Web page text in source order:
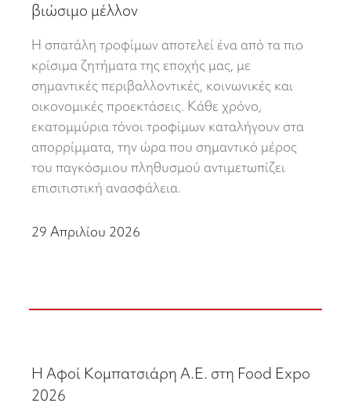
βιώσιμο μέλλον
Η σπατάλη τροφίμων αποτελεί ένα από τα πιο
κρίσιμα ζητήματα της εποχής μας, με
σημαντικές περιβαλλοντικές, κοινωνικές και
οικονομικές προεκτάσεις. Κάθε χρόνο,
εκατομμύρια τόνοι τροφίμων καταλήγουν στα
απορρίμματα, την ώρα που σημαντικό μέρος
του παγκόσμιου πληθυσμού αντιμετωπίζει
επισιτιστική ανασφάλεια.
29 Απριλίου 2026
Η Αφοί Κομπατσιάρη Α.Ε. στη Food Expo
2026